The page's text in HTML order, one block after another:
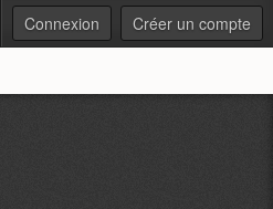
Connexion Créer un compte